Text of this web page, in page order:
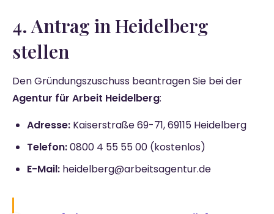
4. Antrag in Heidelberg
stellen
Den Gründungszuschuss beantragen Sie bei der
Agentur für Arbeit Heidelberg:
Adresse: Kaiserstraße 69-71, 69115 Heidelberg
Telefon:0800 4 55 55 00 (kostenlos)
E-Mail: heidelberg@arbeitsagentur.de